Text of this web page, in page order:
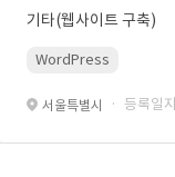
기타(웹사이트 구축)
WordPress
서울특별시 · 등록일